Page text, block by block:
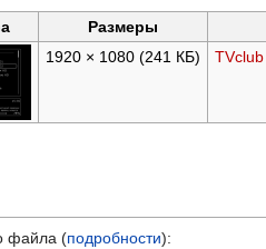
Размеры
1920 × 1080 (241 КБ) TVclub
файла (подробности):